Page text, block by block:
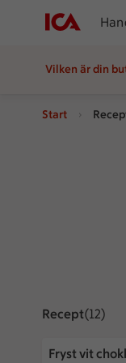
Vilken är din
Start
ReceptVisar
(12)
Fryst vit
Fryst vit